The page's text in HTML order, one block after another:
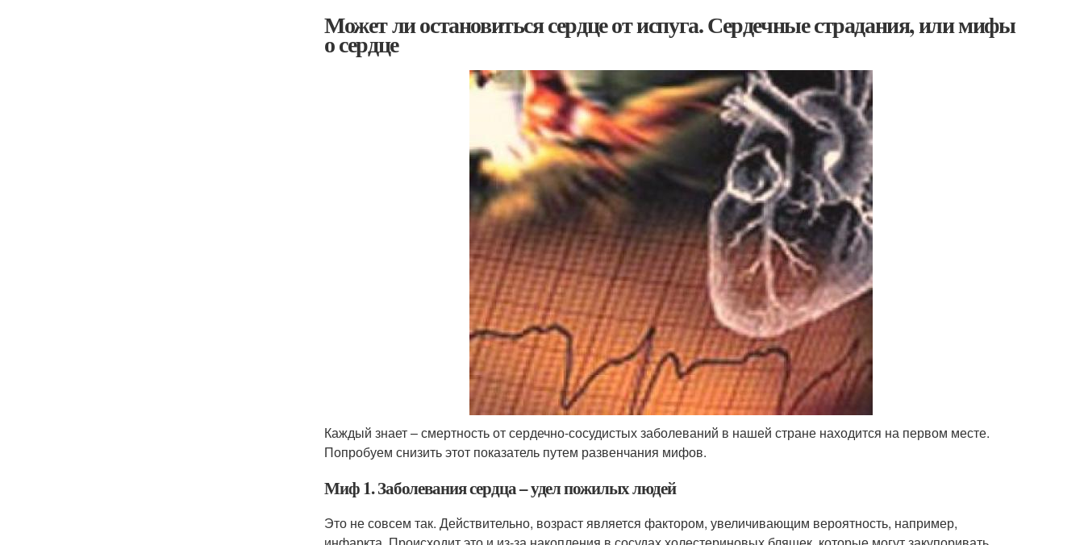
Может ли остановиться сердце от испуга. Сердечные страдания, или мифы
о сердце
Каждый знает – смертность от сердечно-сосудистых заболеваний в нашей стране находится на первом месте.
Попробуем снизить этот показатель путем развенчания мифов.
Миф 1. Заболевания сердца – удел пожилых людей
Это не совсем так. Действительно, возраст является фактором, увеличивающим вероятность, например,